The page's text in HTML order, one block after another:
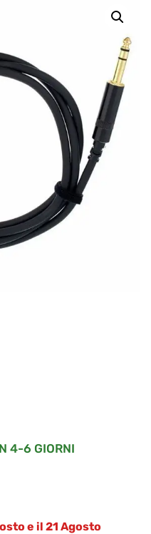
4-6 GIORNI
e il 21 Agosto
RF Assist
o specifiche su certi
prodotto